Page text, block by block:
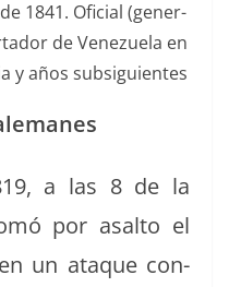
1841. Ofi­cial (gen­er­
de Venezuela en
y años subsiguientes
a las 8 de la
por asalto el
un ataque con­